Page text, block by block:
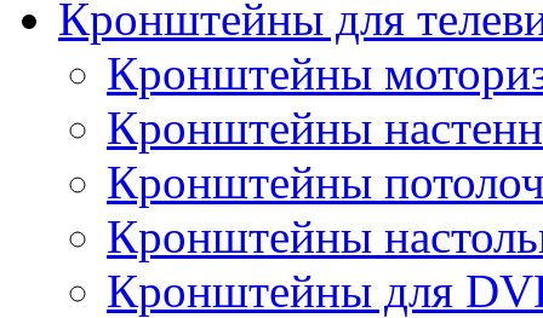
Кронштейны для
Кронштейны
Кронштейны
Кронштейны
Кронштейны
Кронштейны для